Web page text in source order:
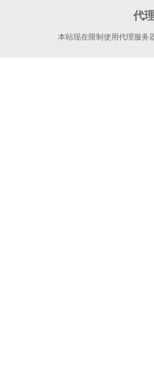
代
本站现在限制使用代理服务